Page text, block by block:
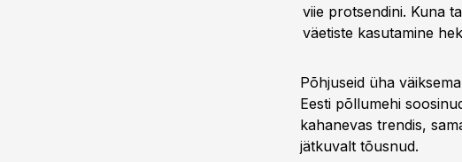
viie protsendini. Kuna
väetiste kasutamine
Põhjuseid üha
Eesti põllumehi
kahanevas trendis,
jätkuvalt tõusnud.